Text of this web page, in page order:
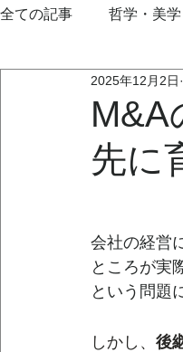
全ての記事 哲学・美学
先に
2025年12月2日
会社の経営
ところが実
という問題
しかし、 後